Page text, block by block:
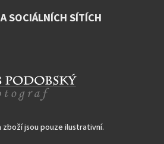
SOCIÁLNÍCH SÍTÍCH
jsou pouze ilustrativní.